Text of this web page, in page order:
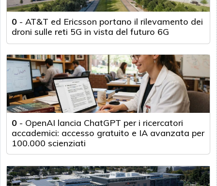
0 - AT&T ed Ericsson portano il rilevamento dei
droni sulle reti 5G in vista del futuro 6G
0 - OpenAI lancia ChatGPT per i ricercatori
accademici: accesso gratuito e IA avanzata per
100.000 scienziati